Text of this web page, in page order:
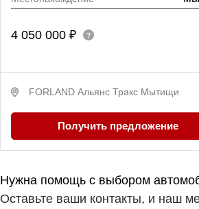
4 050 000 ₽
FORLAND Альянс Тракс Мытищи
Получить предложение
Нужна помощь с выбором
Оставьте ваши контакты, и наш